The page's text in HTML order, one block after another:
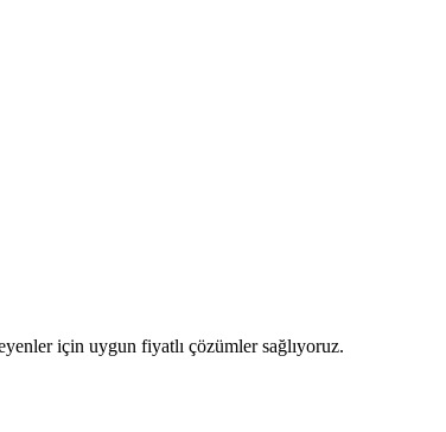
için uygun fiyatlı çözümler sağlıyoruz.